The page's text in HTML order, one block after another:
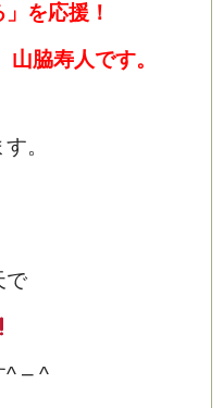
を応援！
脇寿人です。
。
で
^ – ^